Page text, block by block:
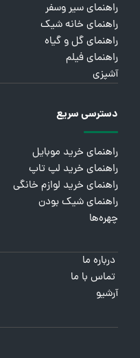
راهنمای سیر وسفر
راهنمای خانه شیک
راهنمای گل و گیاه
راهنمای فیلم
آشپزی
دسترسی سریع
راهنمای خرید موبایل
راهنمای خرید لپ تاپ
راهنمای خرید لوازم خانگی
راهنمای شیک بودن
چهره‌ها
درباره ما
تماس با ما
آرشیو